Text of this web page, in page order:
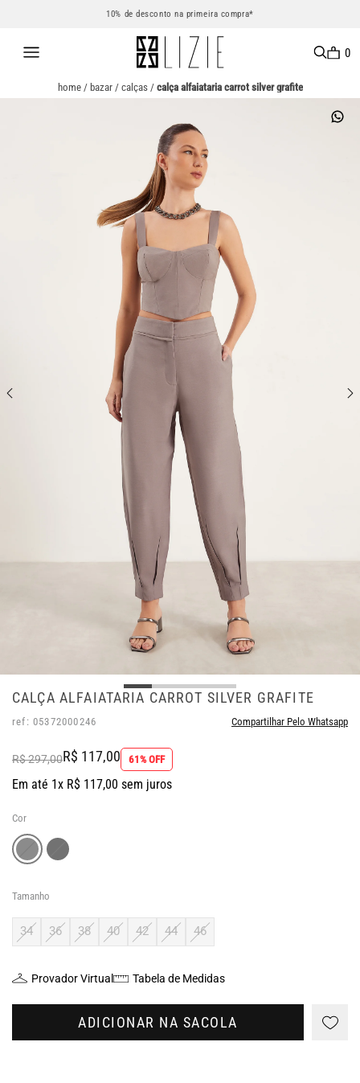
10% de desconto na primeira compra*
0
home/ bazar/ calças/ calça alfaiataria carrot silver grafite
CALÇA ALFAIATARIA CARROT SILVER GRAFITE
ref: 05372000246 Compartilhar Pelo Whatsapp
R$ 297,00R$ 117,00 61% OFF
Em até 1x R$ 117,00 sem juros
Cor
Tamanho
34 36 38 40 42 44 46
Provador Virtual Tabela de Medidas
ADICIONAR NA SACOLA